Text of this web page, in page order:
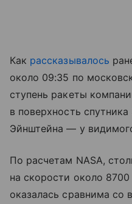
Как рассказывалось
около 09:35 по
ступень ракеты
в поверхность
Эйнштейна — у
По расчетам NASA,
на скорости около
оказалась сравнима со